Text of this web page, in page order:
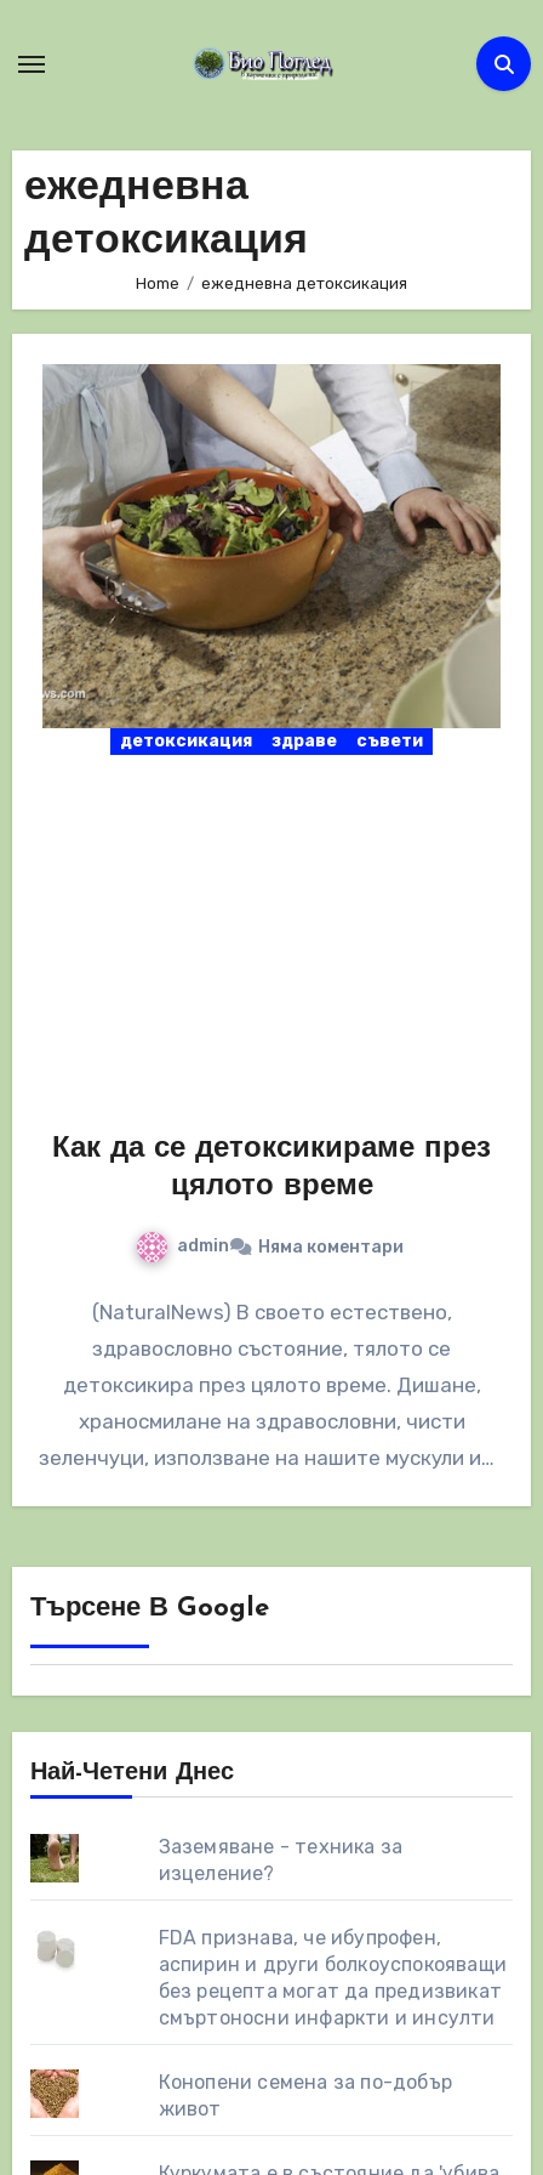
ежедневна
детоксикация
Home ежедневна детоксикация
детоксикация здраве съвети
Как да се детоксикираме през
цялото време
admin Няма коментари
(NaturalNews) В своето естествено,
здравословно състояние, тялото се
детоксикира през цялото време. Дишане,
храносмилане на здравословни, чисти
зеленчуци, използване на нашите мускули или
Търсене В Google
Най-Четени Днес
Заземяване - техника за
изцеление?
FDA признава, че ибупрофен,
аспирин и други болкоуспокояващи
без рецепта могат да предизвикат
смъртоносни инфаркти и инсулти
Конопени семена за по-добър
живот